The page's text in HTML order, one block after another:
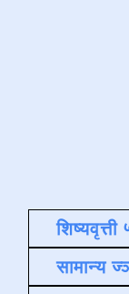
शिष्यवृत्ती
सामान्य